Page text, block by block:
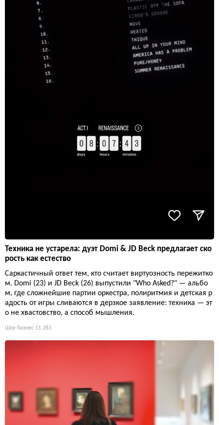
Техника не устарела: дуэт Domi & JD Beck предлагает ско
рость как естество
Саркастичный ответ тем, кто считает виртуозность пережитко
м. Domi (23) и JD Beck (26) выпустили "Who Asked?" — альбо
м, где сложнейшие партии оркестра, полиритмия и детская р
адость от игры сливаются в дерзкое заявление: техника — эт
о не хвастовство, а способ мышления.
Шоу-бизнес 11 283